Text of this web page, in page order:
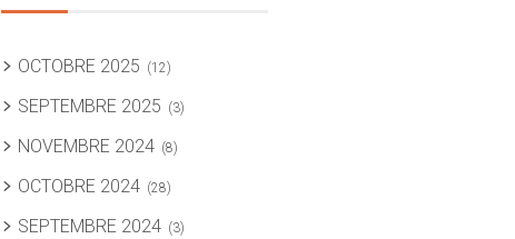
OCTOBRE 2025 (12)
SEPTEMBRE 2025 (3)
NOVEMBRE 2024 (8)
OCTOBRE 2024 (28)
SEPTEMBRE 2024 (3)